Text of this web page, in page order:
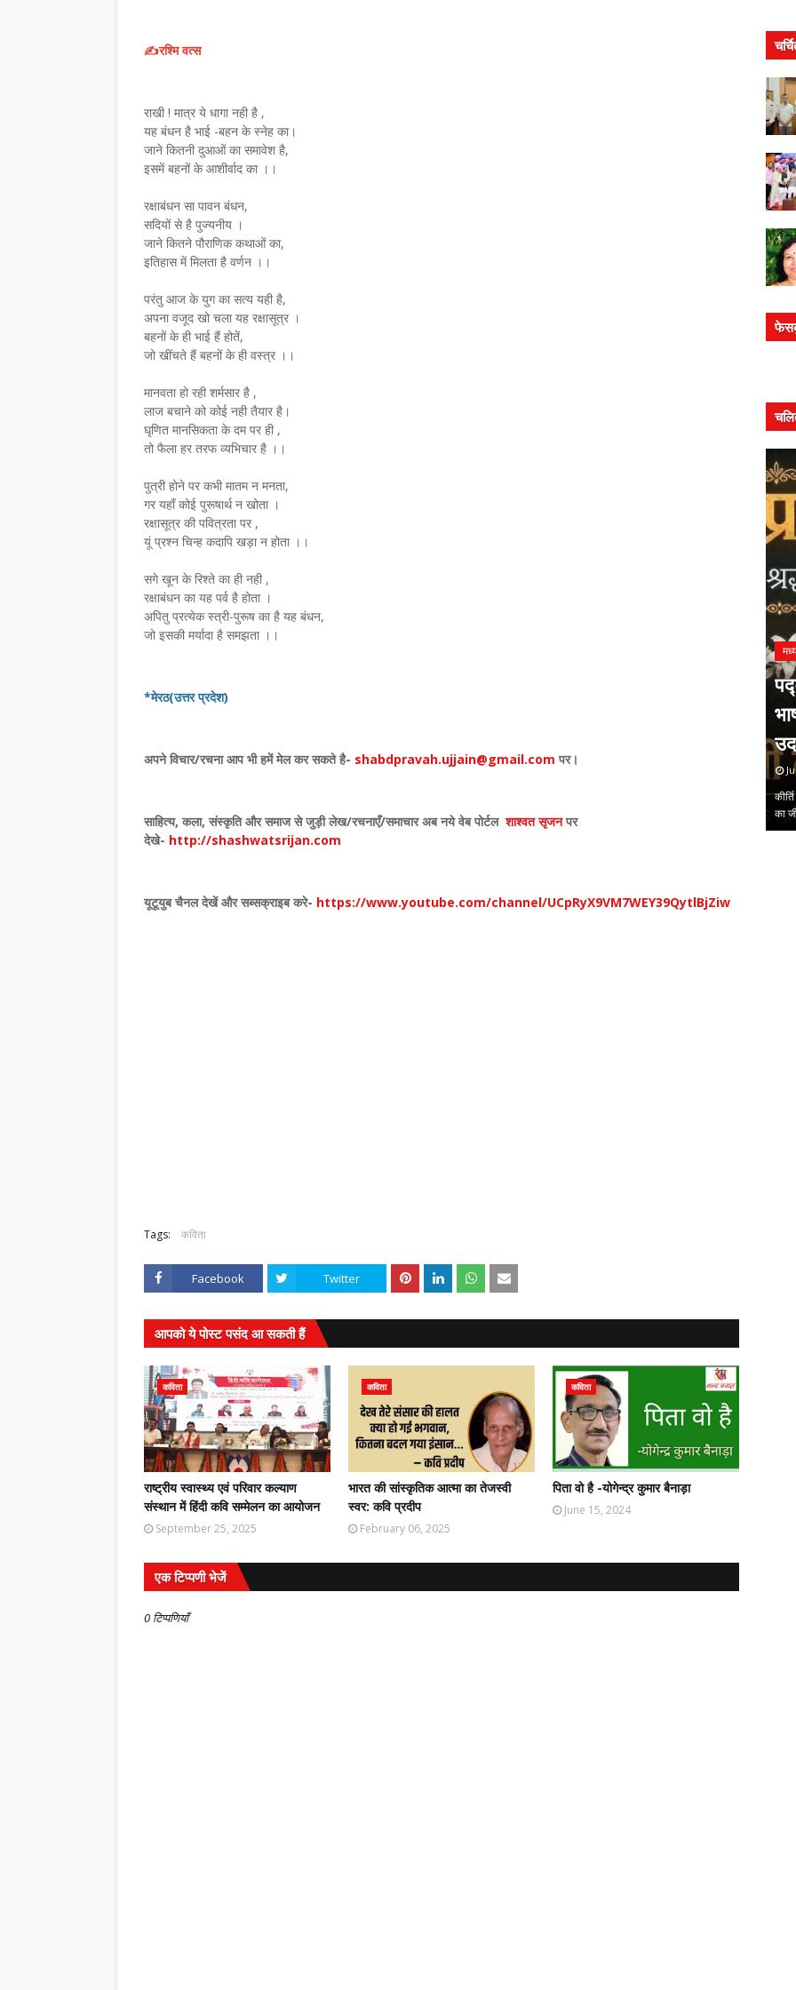
✍️रश्मि वत्स
राखी ! मात्र ये धागा नही है ,
यह बंधन है भाई -बहन के स्नेह का।
जाने कितनी दुआओं का समावेश है,
इसमें बहनों के आशीर्वाद का ।।
रक्षाबंधन सा पावन बंधन,
सदियों से है पुज्यनीय ।
जाने कितने पौराणिक कथाओं का,
इतिहास में मिलता है वर्णन ।।
परंतु आज के युग का सत्य यही है,
अपना वजूद खो चला यह रक्षासूत्र ।
बहनों के ही भाई हैं होतें,
जो खींचते हैं बहनों के ही वस्त्र ।।
मानवता हो रही शर्मसार है ,
लाज बचाने को कोई नही तैयार है।
घृणित मानसिकता के दम पर ही ,
तो फैला हर तरफ व्यभिचार है ।।
पुत्री होने पर कभी मातम न मनता,
गर यहाँ कोई पुरूषार्थ न खोता ।
रक्षासूत्र की पवित्रता पर ,
यूं प्रश्न चिन्ह कदापि खड़ा न होता ।।
सगे खून के रिश्ते का ही नही ,
रक्षाबंधन का यह पर्व है होता ।
अपितु प्रत्येक स्त्री-पुरूष का है यह बंधन,
जो इसकी मर्यादा है समझता ।।
*मेरठ(उत्तर प्रदेश)
अपने विचार/रचना आप भी हमें मेल कर सकते है- shabdpravah.ujjain@gmail.com पर।
साहित्य, कला, संस्कृति और समाज से जुड़ी लेख/रचनाएँ/समाचार अब नये वेब पोर्टल शाश्वत सृजन पर
देखे- http://shashwatsrijan.com
यूटूयुब चैनल देखें और सब्सक्राइब करे- https://www.youtube.com/channel/UCpRyX9VM7WEY39QytlBjZiw
Tags: कविता
Facebook Twitter
आपको ये पोस्ट पसंद आ सकती हैं
कविता
राष्ट्रीय स्वास्थ्य एवं परिवार कल्याण
संस्थान में हिंदी कवि सम्मेलन का आयोजन
September 25, 2025
कविता
भारत की सांस्कृतिक आत्मा का तेजस्वी
स्वर: कवि प्रदीप
February 06, 2025
कविता
पिता वो है -योगेन्द्र कुमार बैनाड़ा
June 15, 2024
एक टिप्पणी भेजें
0 टिप्पणियाँ
,
,
लोकार्पणलखनऊ। वरिष्ठ साहित्यकार…
का